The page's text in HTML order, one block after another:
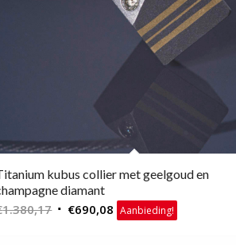
kubus collier met geelgoud en
diamant
1.380,17 Oorspronkelijke
€690,08 Huidige
Aanbieding!